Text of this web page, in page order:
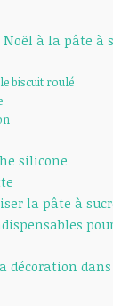
Noël à la pâte à
biscuit roulé
silicone
la pâte à
décoration